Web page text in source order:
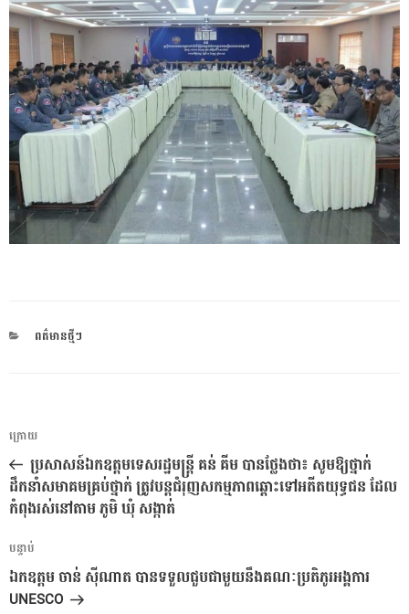
CATEGORIES
ពត៌មានថ្មីៗ
ការ​
នាំទិស​
ប្រកាស
អត្ថបទ
មុន
ក្រោយ
ប្រសាសន៍ឯកឧត្តមទេសរដ្ឋមន្ត្រី គន់ គីម បានថ្លែងថា៖ សូមឱ្យថ្នាក់
ដឹកនាំសមាគមគ្រប់ថ្នាក់ ត្រូវបន្តជំរុញសកម្មភាពឆ្ពោះទៅអតីតយុទ្ធជន ដែល
កំពុងរស់នៅតាម ភូមិ ឃុំ សង្កាត់
អត្ថបទ
បន្ទាប់
បន្ទាប់
ឯកឧត្តម ចាន់ សុីណាត បានទទួលជួបជាមួយនឹងគណៈប្រតិភូរអង្គការ
UNESCO